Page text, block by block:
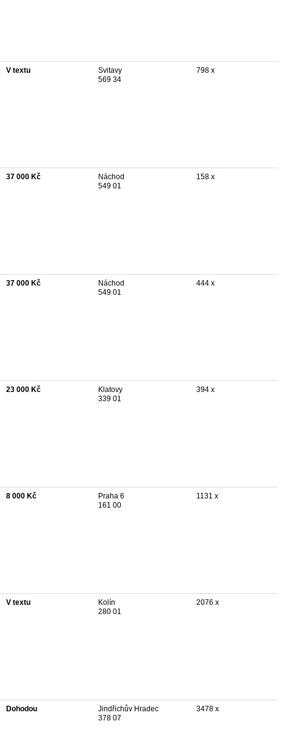
V textu
Svitavy
569 34
798 x
37 000 Kč
Náchod
549 01
158 x
37 000 Kč
Náchod
549 01
444 x
23 000 Kč
Klatovy
339 01
394 x
8 000 Kč
Praha 6
161 00
1131 x
V textu
Kolín
280 01
2076 x
Dohodou
Jindřichův Hradec
378 07
3478 x